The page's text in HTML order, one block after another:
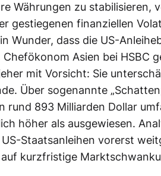
Währungen zu stabilisieren,
gestiegenen finanziellen
Wunder, dass die US-
Asien bei HSBC
mit Vorsicht: Sie
Über sogenannte
rund 893 Milliarden Dollar
höher als ausgewiesen.
Staatsanleihen vorerst
kurzfristige